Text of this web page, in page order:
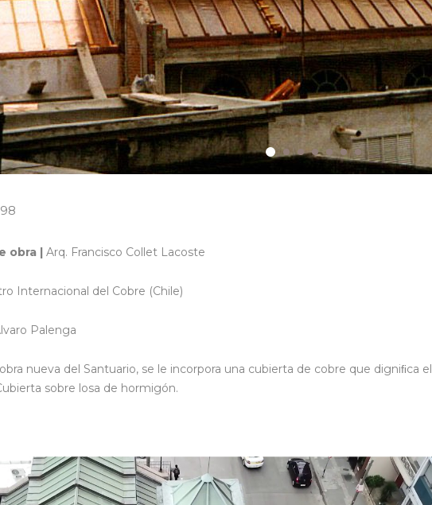
obra | Arq. Francisco Collet Lacoste
Internacional del Cobre (Chile)
Palenga
nueva del Santuario, se le incorpora una cubierta de cobre que digniﬁca el
sobre losa de hormigón.